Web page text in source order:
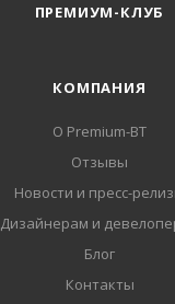
ПРЕМИУМ-КЛУБ
КОМПАНИЯ
О Premium-BT
Отзывы
Новости и пресс-
Дизайнерам и
Блог
Контакты